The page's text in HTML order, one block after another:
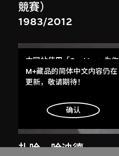
競賽）
1983/2012
扎哈．哈迪德
本网站使用「Cookies」为你
提供最好的网站体验。
了解更多
明白
M+藏品的简体中文内容仍在
更新，敬请期待！
确认